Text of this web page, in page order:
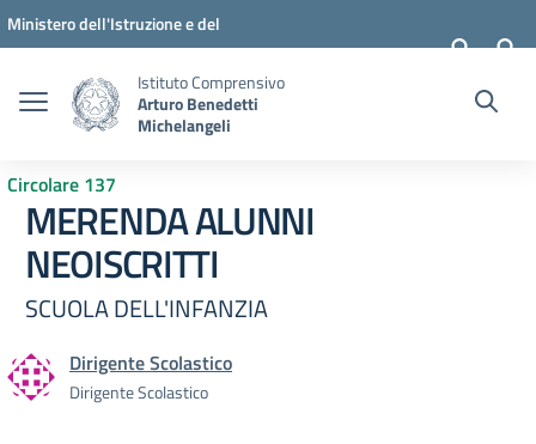
Vai ai contenuti
Vai al menu di navigazione
Vai al footer
Ministero dell'Istruzione e del
Istituto Comprensivo
Arturo Benedetti
Michelangeli
Circolare 137
MERENDA ALUNNI
NEOISCRITTI
SCUOLA DELL'INFANZIA
Dirigente Scolastico
Dirigente Scolastico